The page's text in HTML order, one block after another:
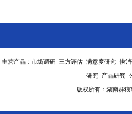
主营产品：市场调研 三方评估 满意度研究 快
研究 产品研究
版权所有：湖南群狼